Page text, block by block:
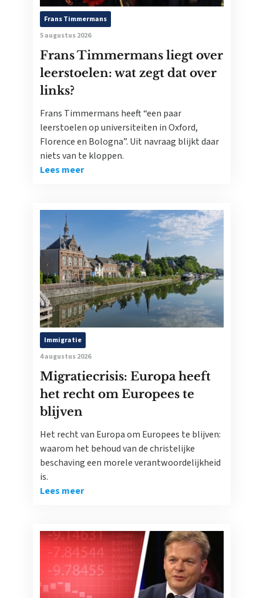
Frans Timmermans
5 augustus 2026
Frans Timmermans liegt over
leerstoelen: wat zegt dat over
links?
Frans Timmermans heeft “een paar
leerstoelen op universiteiten in Oxford,
Florence en Bologna”. Uit navraag blijkt daar
niets van te kloppen.
Lees meer
Immigratie
4 augustus 2026
Migratiecrisis: Europa heeft
het recht om Europees te
blijven
Het recht van Europa om Europees te blijven:
waarom het behoud van de christelijke
beschaving een morele verantwoordelijkheid
is.
Lees meer